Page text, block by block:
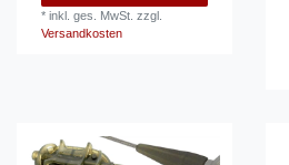
*inkl. ges. MwSt. zzgl.
Versandkosten